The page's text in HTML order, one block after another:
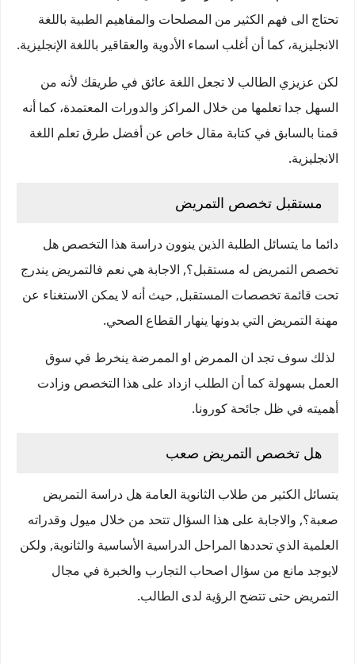
تحتاج الى فهم الكثير من المصلحات والمفاهيم الطبية باللغة
الانجليزية، كما أن أغلب اسماء الأدوية والعقاقير باللغة الإنجليزية.
لكن عزيزي الطالب لا تجعل اللغة عائق في طريقك لأنه من
السهل جدا تعلمها من خلال المراكز والدورات المعتمدة، كما أنه
قمنا بالسابق في كتابة مقال خاص عن أفضل طرق تعلم اللغة
الانجليزية.
مستقبل تخصص التمريض
دائما ما يتسائل الطلبة الذين ينوون دراسة هذا التخصص هل
تخصص التمريض له مستقبل؟, الاجابة هي نعم فالتمريض يندرج
تحت قائمة تخصصات المستقبل, حيث أنه لا يمكن الاستغناء عن
مهنة التمريض التي بدونها ينهار القطاع الصحي.
لذلك سوف تجد ان الممرض او الممرضة ينخرط في سوق
العمل بسهولة كما أن الطلب ازداد على هذا التخصص وزادت
أهميته في ظل جائحة كورونا.
هل تخصص التمريض صعب
يتسائل الكثير من طلاب الثانوية العامة هل دراسة التمريض
صعبة؟, والاجابة على هذا السؤال تتحد من خلال ميول وقدراته
العلمية الذي تحددها المراحل الدراسية الأساسية والثانوية, ولكن
لايوجد مانع من سؤال اصحاب التجارب والخبرة في مجال
التمريض حتى تتضح الرؤية لدى الطالب.